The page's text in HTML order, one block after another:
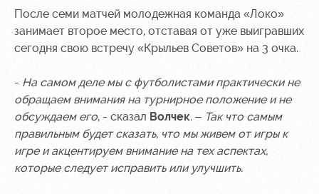
спортом
лояльности
Информация
болельщиков
МГН
После семи матчей молодежная команда «Локо»
занимает второе место, отставая от уже выигравших
сегодня свою встречу «Крыльев Советов» на 3 очка.
- На самом деле мы с футболистами практически не
обращаем внимания на турнирное положение и не
обсуждаем его, - сказал Волчек. – Так что самым
правильным будет сказать, что мы живем от игры к
игре и акцентируем внимание на тех аспектах,
которые следует исправить или улучшить.